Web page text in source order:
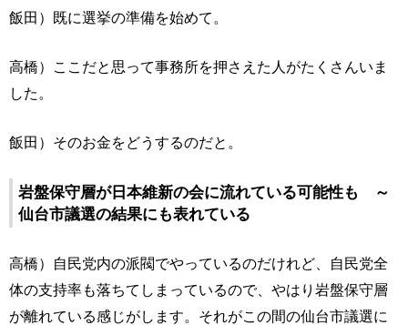
飯田）既に選挙の準備を始めて。
高橋）ここだと思って事務所を押さえた人がたくさんいま
した。
飯田）そのお金をどうするのだと。
岩盤保守層が日本維新の会に流れている可能性も ～
仙台市議選の結果にも表れている
高橋）自民党内の派閥でやっているのだけれど、自民党全
体の支持率も落ちてしまっているので、やはり岩盤保守層
が離れている感じがします。それがこの間の仙台市議選に